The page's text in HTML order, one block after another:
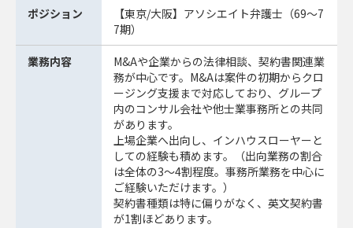
ポジション
【東京/大阪】アソシエイト弁護士（69～7
7期）
業務内容
M&Aや企業からの法律相談、契約書関連業
務が中心です。M&Aは案件の初期からクロ
ージング支援まで対応しており、グループ
内のコンサル会社や他士業事務所との共同
があります。
上場企業へ出向し、インハウスローヤーと
しての経験も積めます。（出向業務の割合
は全体の3～4割程度。事務所業務を中心に
ご経験いただけます。）
契約書種類は特に偏りがなく、英文契約書
が1割ほどあります。